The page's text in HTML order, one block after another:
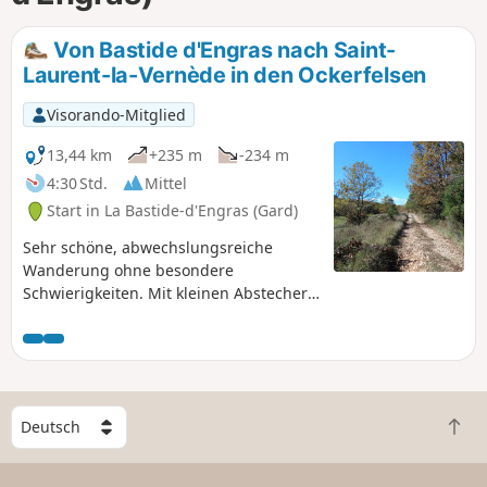
Von Bastide d'Engras nach Saint-
Laurent-la-Vernède in den Ockerfelsen
Visorando-Mitglied
13,44 km
+235 m
-234 m
4:30 Std.
Mittel
Start in La Bastide-d'Engras (Gard)
Sehr schöne, abwechslungsreiche
Wanderung ohne besondere
Schwierigkeiten. Mit kleinen Abstechern
dem 15. Jahrhundert, das Waschhaus
usw. entdecken. Nicht zu vergessen der
Potter bei der Kapelle Saint-Jean und
der imposante Dolmen von Coucouvèze.
All dies inmitten der Ockerfelsen, die
W
ä
h
Z
u